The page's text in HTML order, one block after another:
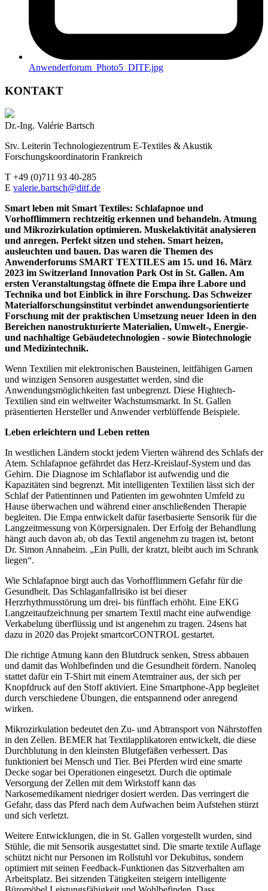
Anwenderforum_Photo5_DITF.jpg
KONTAKT
Dr.-Ing. Valérie Bartsch
Stv. Leiterin Technologiezentrum E-Textiles & Akustik
Forschungskoordinatorin Frankreich
T +49 (0)711 93 40-285
E valerie.bartsch@ditf.de
Smart leben mit Smart Textiles: Schlafapnoe und
Vorhofflimmern rechtzeitig erkennen und behandeln. Atmung
und Mikrozirkulation optimieren. Muskelaktivität analysieren
und anregen. Perfekt sitzen und stehen. Smart heizen,
ausleuchten und bauen. Das waren die Themen des
Anwenderforums SMART TEXTILES am 15. und 16. März
2023 im Switzerland Innovation Park Ost in St. Gallen. Am
ersten Veranstaltungstag öffnete die Empa ihre Labore und
Technika und bot Einblick in ihre Forschung. Das Schweizer
Materialforschungsinstitut verbindet anwendungsorientierte
Forschung mit der praktischen Umsetzung neuer Ideen in den
Bereichen nanostrukturierte Materialien, Umwelt-, Energie-
und nachhaltige Gebäudetechnologien - sowie Biotechnologie
und Medizintechnik.
Wenn Textilien mit elektronischen Bausteinen, leitfähigen Garnen
und winzigen Sensoren ausgestattet werden, sind die
Anwendungsmöglichkeiten fast unbegrenzt. Diese Hightech-
Textilien sind ein weltweiter Wachstumsmarkt. In St. Gallen
präsentierten Hersteller und Anwender verblüffende Beispiele.
Leben erleichtern und Leben retten
In westlichen Ländern stockt jedem Vierten während des Schlafs der
Atem. Schlafapnoe gefährdet das Herz-Kreislauf-System und das
Gehirn. Die Diagnose im Schlaflabor ist aufwendig und die
Kapazitäten sind begrenzt. Mit intelligenten Textilien lässt sich der
Schlaf der Patientinnen und Patienten im gewohnten Umfeld zu
Hause überwachen und während einer anschließenden Therapie
begleiten. Die Empa entwickelt dafür faserbasierte Sensorik für die
Langzeitmessung von Körpersignalen. Der Erfolg der Behandlung
hängt auch davon ab, ob das Textil angenehm zu tragen ist, betont
Dr. Simon Annaheim. „Ein Pulli, der kratzt, bleibt auch im Schrank
liegen“.
Wie Schlafapnoe birgt auch das Vorhofflimmern Gefahr für die
Gesundheit. Das Schlaganfallrisiko ist bei dieser
Herzrhythmusstörung um drei- bis fünffach erhöht. Eine EKG
Langzeitaufzeichnung per smartem Textil macht eine aufwendige
Verkabelung überflüssig und ist angenehm zu tragen. 24sens hat
dazu in 2020 das Projekt smartcorCONTROL gestartet.
Die richtige Atmung kann den Blutdruck senken, Stress abbauen
und damit das Wohlbefinden und die Gesundheit fördern. Nanoleq
stattet dafür ein T-Shirt mit einem Atemtrainer aus, der sich per
Knopfdruck auf den Stoff aktiviert. Eine Smartphone-App begleitet
durch verschiedene Übungen, die entspannend oder anregend
wirken.
Mikrozirkulation bedeutet den Zu- und Abtransport von Nährstoffen
in den Zellen. BEMER hat Textilapplikatoren entwickelt, die diese
Durchblutung in den kleinsten Blutgefäßen verbessert. Das
funktioniert bei Mensch und Tier. Bei Pferden wird eine smarte
Decke sogar bei Operationen eingesetzt. Durch die optimale
Versorgung der Zellen mit dem Wirkstoff kann das
Narkosemedikament niedriger dosiert werden. Das verringert die
Gefahr, dass das Pferd nach dem Aufwachen beim Aufstehen stürzt
und sich verletzt.
Weitere Entwicklungen, die in St. Gallen vorgestellt wurden, sind
Stühle, die mit Sensorik ausgestattet sind. Die smarte textile Auflage
schützt nicht nur Personen im Rollstuhl vor Dekubitus, sondern
optimiert mit seinen Feedback-Funktionen das Sitzverhalten am
Arbeitsplatz. Bei sitzenden Tätigkeiten steigern intelligente